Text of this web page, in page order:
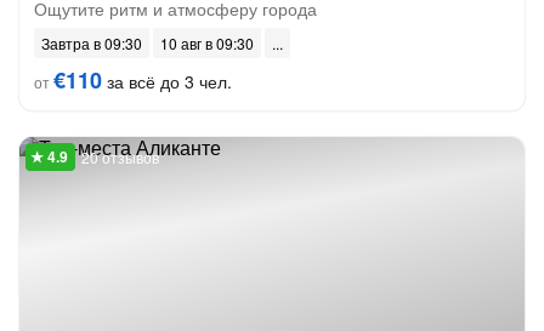
Ощутите ритм и атмосферу города
Завтра в 09:30
10 авг в 09:30
от€110 за всё до 3 чел.
20 отзывов